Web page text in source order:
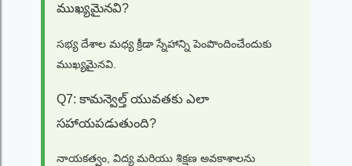
ముఖ్యమైనవి?
సభ్య దేశాల మధ్య క్రీడా స్నేహాన్ని పెంపొందించేందుకు
ముఖ్యమైనవి.
Q7: కామన్వెల్త్ యువతకు ఎలా
సహాయపడుతుంది?
నాయకత్వం, విద్య మరియు శిక్షణ అవకాశాలను